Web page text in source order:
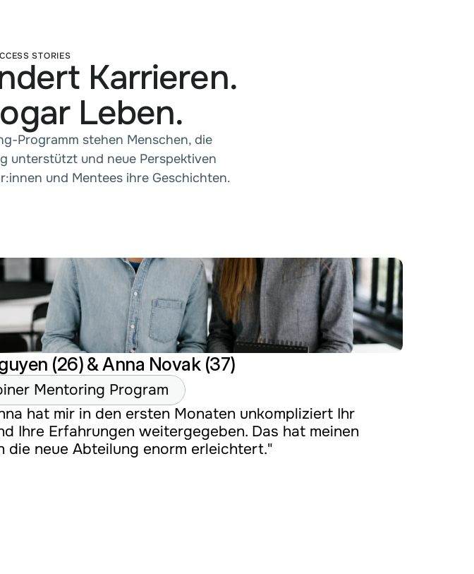
STORIES
Karrieren.
Leben.
Programm stehen Menschen, die
unterstützt und neue Perspektiven
und Mentees ihre Geschichten.
(26) & Anna Novak (37)
Mentoring Program
hat mir in den ersten Monaten unkompliziert Ihr
Ihre Erfahrungen weitergegeben. Das hat meinen
die neue Abteilung enorm erleichtert."